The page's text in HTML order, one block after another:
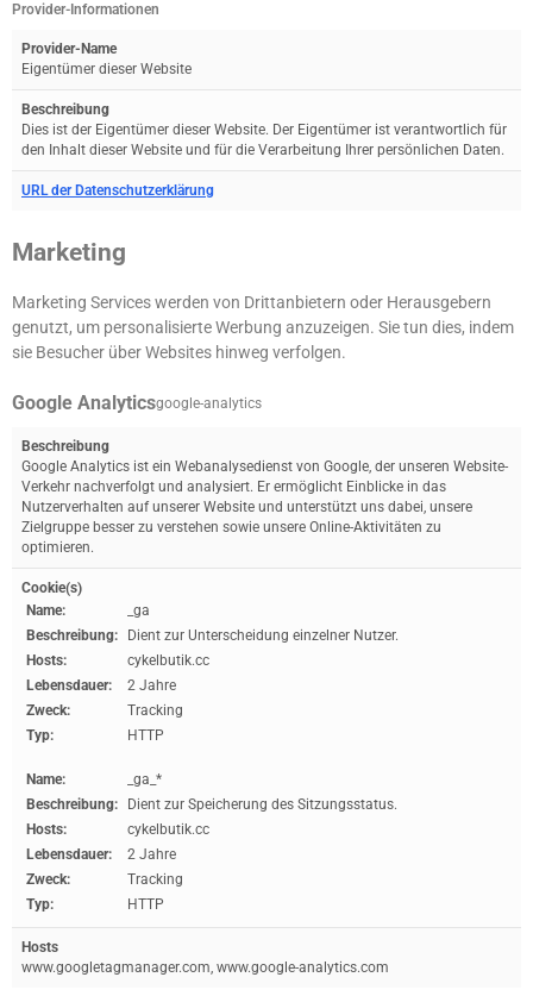
Provider-Informationen
Provider-Name
Eigentümer dieser Website
Beschreibung
Dies ist der Eigentümer dieser Website. Der Eigentümer ist verantwortlich für
den Inhalt dieser Website und für die Verarbeitung Ihrer persönlichen Daten.
URL der Datenschutzerklärung
Marketing
Marketing Services werden von Drittanbietern oder Herausgebern
genutzt, um personalisierte Werbung anzuzeigen. Sie tun dies, indem
sie Besucher über Websites hinweg verfolgen.
Google Analyticsgoogle-analytics
Beschreibung
Google Analytics ist ein Webanalysedienst von Google, der unseren Website-
Verkehr nachverfolgt und analysiert. Er ermöglicht Einblicke in das
Nutzerverhalten auf unserer Website und unterstützt uns dabei, unsere
Zielgruppe besser zu verstehen sowie unsere Online-Aktivitäten zu
optimieren.
Cookie(s)
Name:
_ga
Beschreibung:
Dient zur Unterscheidung einzelner Nutzer.
Hosts:
cykelbutik.cc
Lebensdauer:
2 Jahre
Zweck:
Tracking
Typ:
HTTP
Name:
_ga_*
Beschreibung:
Dient zur Speicherung des Sitzungsstatus.
Hosts:
cykelbutik.cc
Lebensdauer:
2 Jahre
Zweck:
Tracking
Typ:
HTTP
Hosts
www.googletagmanager.com, www.google-analytics.com